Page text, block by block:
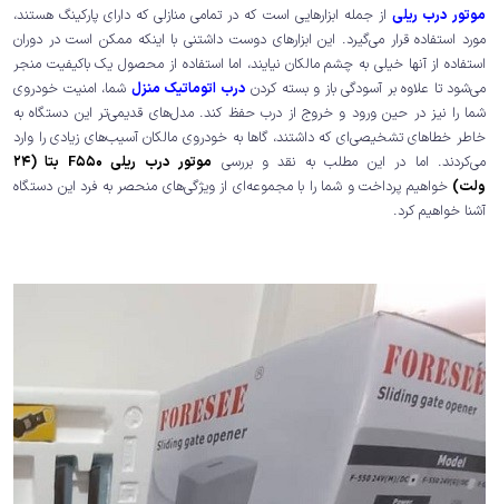
موتور درب ریلی از جمله ابزارهایی است که در تمامی منازلی که دارای پارکینگ هستند،
مورد استفاده قرار می‌گیرد. این ابزارهای دوست داشتنی با اینکه ممکن است در دوران
استفاده از آنها خیلی به چشم مالکان نیایند، اما استفاده از محصول یک باکیفیت منجر
می‌شود تا علاوه بر آسودگی باز و بسته کردن درب اتوماتیک منزل شما، امنیت خودروی
شما را نیز در حین ورود و خروج از درب حفظ کند. مدل‌های قدیمی‌تر این دستگاه به
خاطر خطاهای تشخیصی‌ای که داشتند، گاها به خودروی مالکان آسیب‌های زیادی را وارد
می‌کردند. اما در این مطلب به نقد و بررسی
موتور درب ریلی F550 بتا (24
ولت) خواهیم پرداخت و شما را با مجموعه‌ای از ویژگی‌های منحصر به فرد این دستگاه
آشنا خواهیم کرد.